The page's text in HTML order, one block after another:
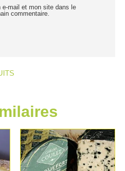
e-mail et mon site dans le
commentaire.